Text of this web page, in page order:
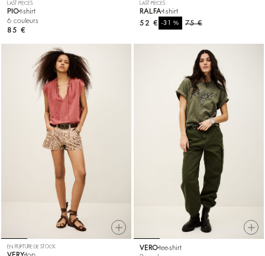
LAST PIECES
PIOt-shirt
6 couleurs
85 €
LAST PIECES
RALFA t-shirt
75 €
-31%
52 €
EN RUPTURE DE STOCK VEROtee-shirt